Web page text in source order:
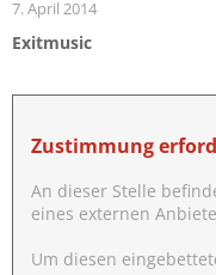
7. April 2014
Exitmusic
Zustimmung
An dieser Stelle
eines externen
Um diesen